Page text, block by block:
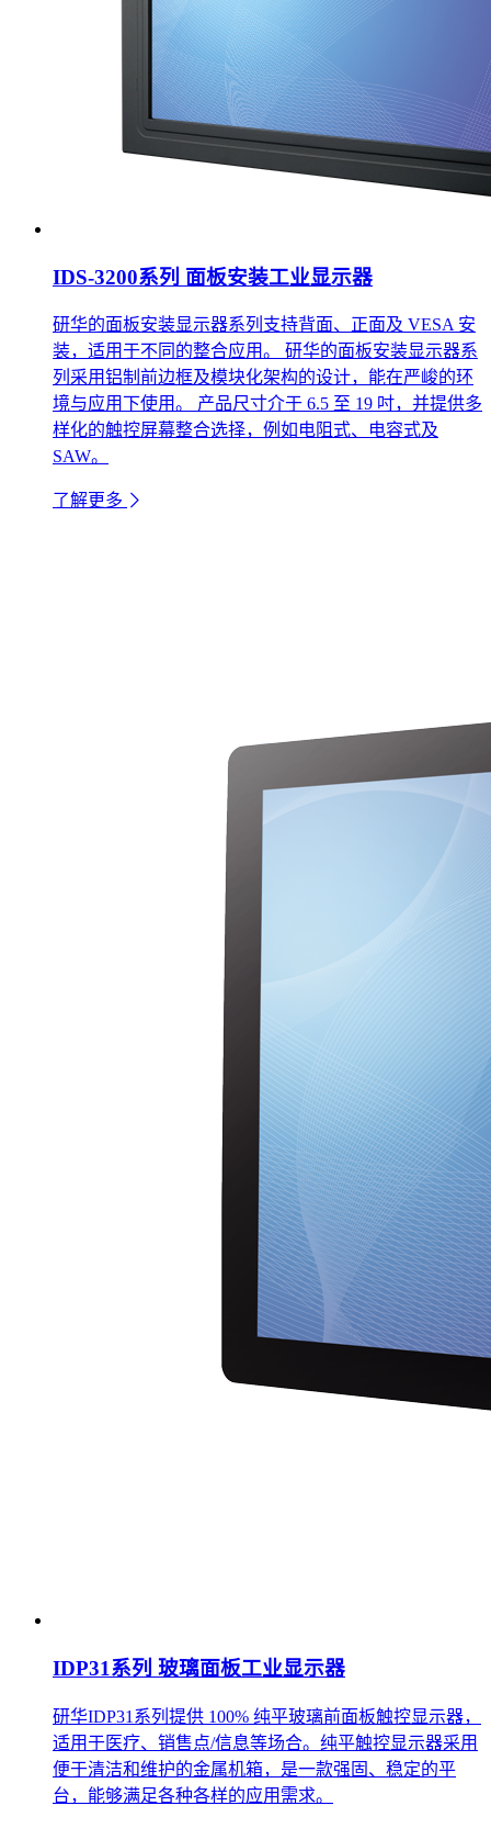
IDS-3200系列 面板安装工业显示器
研华的面板安装显示器系列支持背面、正面及 VESA 安
装，适用于不同的整合应用。 研华的面板安装显示器系
列采用铝制前边框及模块化架构的设计，能在严峻的环
境与应用下使用。 产品尺寸介于 6.5 至 19 吋，并提供多
样化的触控屏幕整合选择，例如电阻式、电容式及
SAW。
了解更多
IDP31系列 玻璃面板工业显示器
研华IDP31系列提供 100% 纯平玻璃前面板触控显示器，
适用于医疗、销售点/信息等场合。纯平触控显示器采用
便于清洁和维护的金属机箱，是一款强固、稳定的平
台，能够满足各种各样的应用需求。